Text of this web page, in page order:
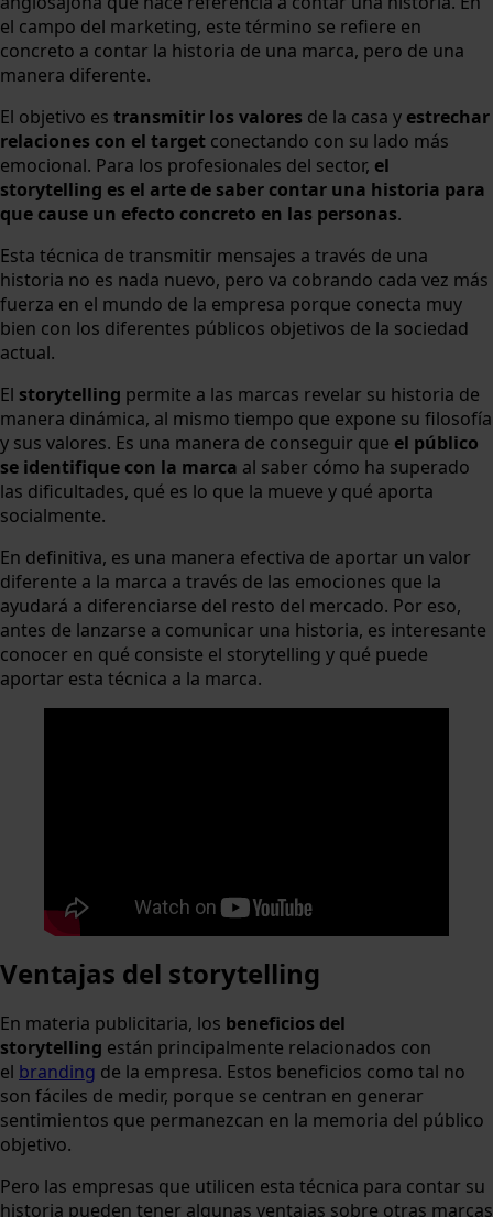
el campo del marketing, este término se refiere en
concreto a contar la historia de una marca, pero de una
manera diferente.
El objetivo es transmitir los valores de la casa y estrechar
relaciones con el target conectando con su lado más
emocional. Para los profesionales del sector, el
storytelling es el arte de saber contar una historia para
que cause un efecto concreto en las personas.
Esta técnica de transmitir mensajes a través de una
historia no es nada nuevo, pero va cobrando cada vez más
fuerza en el mundo de la empresa porque conecta muy
bien con los diferentes públicos objetivos de la sociedad
actual.
El storytelling permite a las marcas revelar su historia de
manera dinámica, al mismo tiempo que expone su filosofía
y sus valores. Es una manera de conseguir que el público
se identifique con la marca al saber cómo ha superado
las dificultades, qué es lo que la mueve y qué aporta
socialmente.
En definitiva, es una manera efectiva de aportar un valor
diferente a la marca a través de las emociones que la
ayudará a diferenciarse del resto del mercado. Por eso,
antes de lanzarse a comunicar una historia, es interesante
conocer en qué consiste el storytelling y qué puede
aportar esta técnica a la marca.
Ventajas del storytelling
En materia publicitaria, los beneficios del
storytelling están principalmente relacionados con
el branding de la empresa. Estos beneficios como tal no
son fáciles de medir, porque se centran en generar
sentimientos que permanezcan en la memoria del público
objetivo.
Pero las empresas que utilicen esta técnica para contar su
historia pueden tener algunas ventajas sobre otras marcas